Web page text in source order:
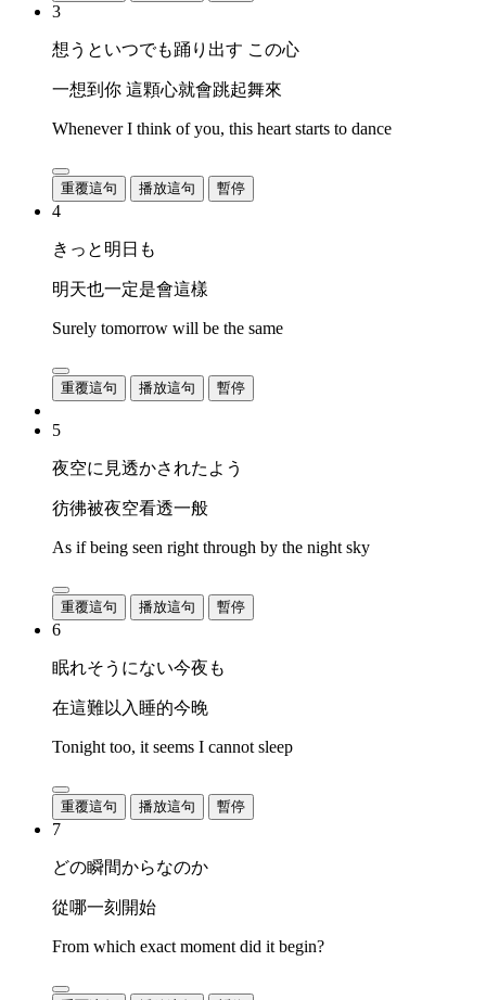
3
想うといつでも踊り出す この心
一想到你 這顆心就會跳起舞來
Whenever I think of you, this heart starts to dance
重覆這句 播放這句 暫停
4
きっと明日も
明天也一定是會這樣
Surely tomorrow will be the same
重覆這句 播放這句 暫停
5
夜空に見透かされたよう
彷彿被夜空看透一般
As if being seen right through by the night sky
重覆這句 播放這句 暫停
6
眠れそうにない今夜も
在這難以入睡的今晚
Tonight too, it seems I cannot sleep
重覆這句 播放這句 暫停
7
どの瞬間からなのか
從哪一刻開始
From which exact moment did it begin?